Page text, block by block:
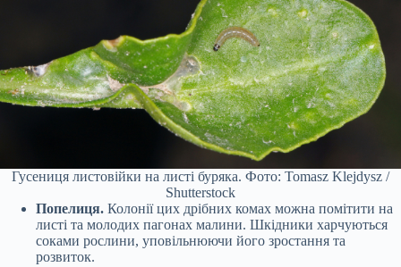
Гусениця листовійки на листі буряка. Фото: Tomasz Klejdysz /
Shutterstock
Попелиця. Колонії цих дрібних комах можна помітити на
листі та молодих пагонах малини. Шкідники харчуються
соками рослини, уповільнюючи його зростання та
розвиток.